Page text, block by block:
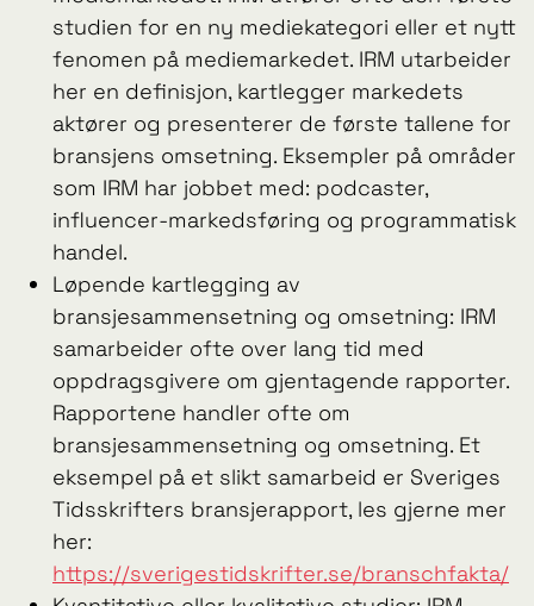
studien for en ny mediekategori eller et nytt
fenomen på mediemarkedet. IRM utarbeider
her en definisjon, kartlegger markedets
aktører og presenterer de første tallene for
bransjens omsetning. Eksempler på områder
som IRM har jobbet med: podcaster,
influencer-markedsføring og programmatisk
handel.
Løpende kartlegging av
bransjesammensetning og omsetning: IRM
samarbeider ofte over lang tid med
oppdragsgivere om gjentagende rapporter.
Rapportene handler ofte om
bransjesammensetning og omsetning. Et
eksempel på et slikt samarbeid er Sveriges
Tidsskrifters bransjerapport, les gjerne mer
her:
https://sverigestidskrifter.se/branschfakta/